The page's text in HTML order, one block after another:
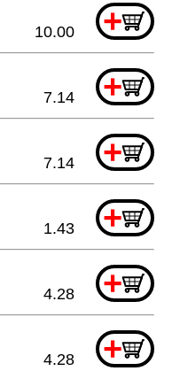
+
10.00
+
7.14
+
7.14
+
1.43
+
4.28
+
4.28